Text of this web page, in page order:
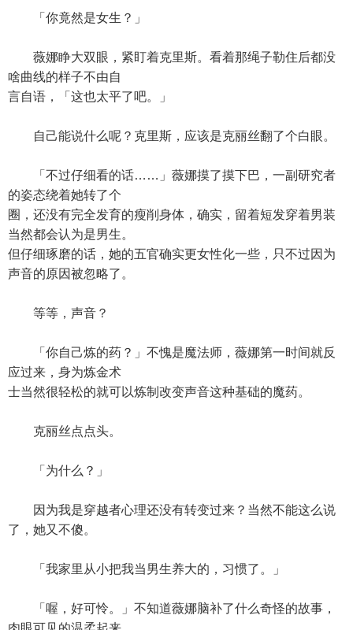
「你竟然是女生？」
薇娜睁大双眼，紧盯着克里斯。看着那绳子勒住后都没
啥曲线的样子不由自
言自语，「这也太平了吧。」
自己能说什么呢？克里斯，应该是克丽丝翻了个白眼。
「不过仔细看的话……」薇娜摸了摸下巴，一副研究者
的姿态绕着她转了个
圈，还没有完全发育的瘦削身体，确实，留着短发穿着男装
当然都会认为是男生。
但仔细琢磨的话，她的五官确实更女性化一些，只不过因为
声音的原因被忽略了。
等等，声音？
「你自己炼的药？」不愧是魔法师，薇娜第一时间就反
应过来，身为炼金术
士当然很轻松的就可以炼制改变声音这种基础的魔药。
克丽丝点点头。
「为什么？」
因为我是穿越者心理还没有转变过来？当然不能这么说
了，她又不傻。
「我家里从小把我当男生养大的，习惯了。」
「喔，好可怜。」不知道薇娜脑补了什么奇怪的故事，